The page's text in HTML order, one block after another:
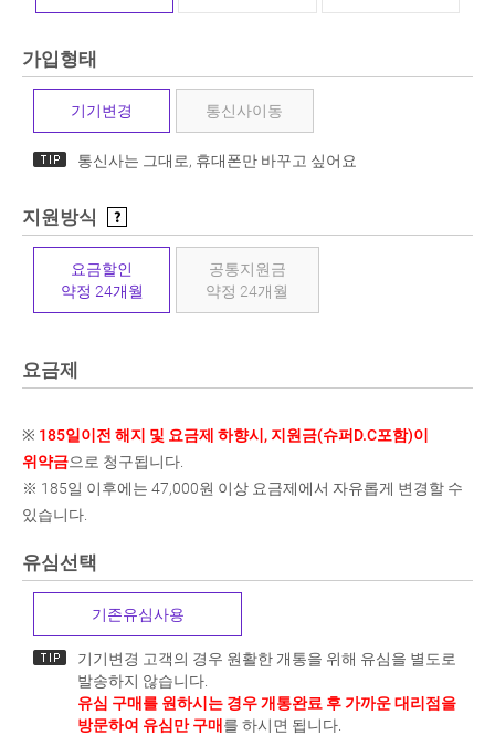
가입형태
기기변경 통신사이동
통신사는 그대로, 휴대폰만 바꾸고 싶어요
지원방식
요금할인
약정 24개월
공통지원금
약정 24개월
요금제
※ 185일이전 해지 및 요금제 하향시, 지원금(슈퍼D.C포함)이
위약금으로 청구됩니다.
※ 185일 이후에는 47,000원 이상 요금제에서 자유롭게 변경할 수
있습니다.
유심선택
기존유심사용
기기변경 고객의 경우 원활한 개통을 위해 유심을 별도로
발송하지 않습니다.
유심 구매를 원하시는 경우 개통완료 후 가까운 대리점을
방문하여 유심만 구매 를 하시면 됩니다.